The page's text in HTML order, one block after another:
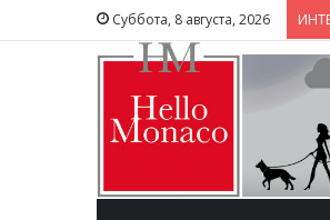
Суббота, 8 августа, 2026